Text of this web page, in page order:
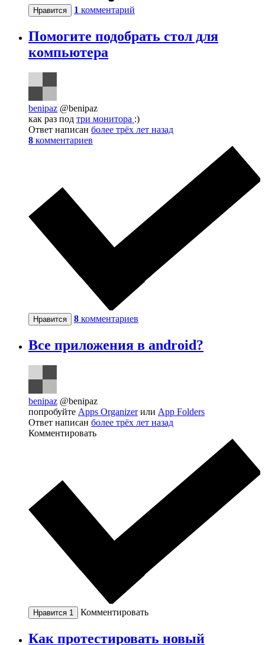
Нравится 1 комментарий
Помогите подобрать стол для
компьютера
benipaz @benipaz
как раз под три монитора :)
Ответ написан более трёх лет назад
8 комментариев
Нравится 8 комментариев
Все приложения в android?
benipaz @benipaz
попробуйте Apps Organizerили App Folders
Ответ написан более трёх лет назад
Комментировать
Нравится 1 Комментировать
Как протестировать новый